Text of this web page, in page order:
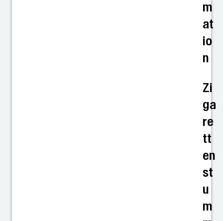
m
at
io
n
Zi
ga
re
tt
en
st
u
m